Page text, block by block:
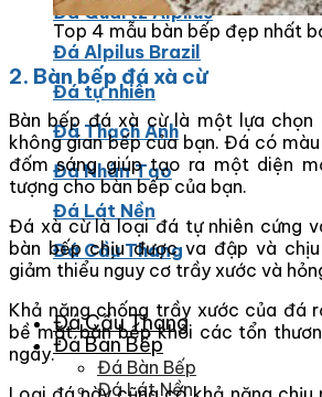
Đá Quartz Alpilus
Đá Alpilus Brazil
Đá tự nhiên
Đá Thạch Anh
Đá Nhân Tạo
Đá Lát Nền
Đá Cầu Thang
Đá Cầu Thang
Đá Bàn Bếp
Đá Bàn Bếp
Đá Lát Nền
Top 4 mẫu bàn bếp đẹp nhất
2. Bàn bếp đá xà cừ
Bàn bếp đá xà cừ là một lựa
không gian bếp của bạn. Đá có
đốm sáng giúp tạo ra một diện
tượng cho bàn bếp của bạn.
Đá xà cừ là loại đá tự nhiên cứng
bàn bếp chịu được va đập và
giảm thiểu nguy cơ trầy xước và
Khả năng chống trầy xước của đá
bề mặt bàn bếp khỏi các tổn
ngày.